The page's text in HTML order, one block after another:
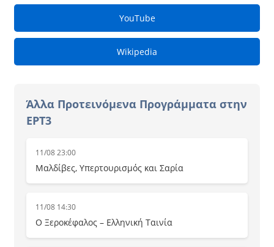
YouTube
Wikipedia
Άλλα Προτεινόμενα Προγράμματα στην
ΕΡΤ3
11/08 23:00
Μαλδίβες, Υπερτουρισμός και Σαρία
11/08 14:30
Ο Ξεροκέφαλος – Ελληνική Ταινία